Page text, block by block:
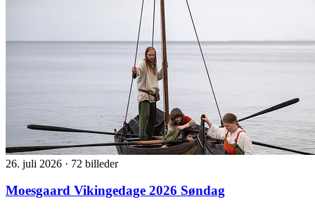
26. juli 2026 · 72 billeder
Moesgaard Vikingedage 2026 Søndag